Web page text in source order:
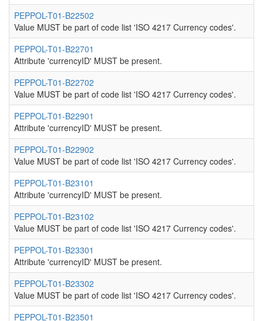
PEPPOL-T01-B22502
Value MUST be part of code list 'ISO 4217 Currency codes'.
PEPPOL-T01-B22701
Attribute 'currencyID' MUST be present.
PEPPOL-T01-B22702
Value MUST be part of code list 'ISO 4217 Currency codes'.
PEPPOL-T01-B22901
Attribute 'currencyID' MUST be present.
PEPPOL-T01-B22902
Value MUST be part of code list 'ISO 4217 Currency codes'.
PEPPOL-T01-B23101
Attribute 'currencyID' MUST be present.
PEPPOL-T01-B23102
Value MUST be part of code list 'ISO 4217 Currency codes'.
PEPPOL-T01-B23301
Attribute 'currencyID' MUST be present.
PEPPOL-T01-B23302
Value MUST be part of code list 'ISO 4217 Currency codes'.
PEPPOL-T01-B23501